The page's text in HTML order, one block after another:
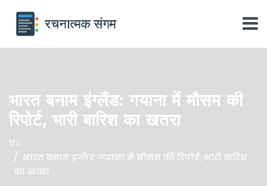
भारत बनाम इंग्लैंड: गयाना में मौसम की
रिपोर्ट, भारी बारिश का खतरा
घर
भारत बनाम इंग्लैंड: गयाना में मौसम की रिपोर्ट, भारी बारिश
का खतरा